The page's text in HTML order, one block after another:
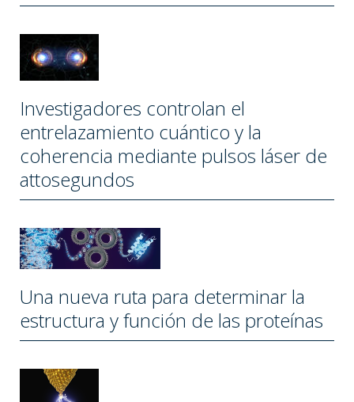
Investigadores controlan el
entrelazamiento cuántico y la
coherencia mediante pulsos láser de
attosegundos
Una nueva ruta para determinar la
estructura y función de las proteínas